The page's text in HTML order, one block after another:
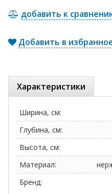
добавить к
Добавить в
Характеристики
Ширина, см:
Глубина, см:
Высота, см:
Материал:
Бренд: